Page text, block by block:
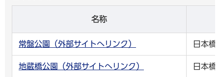
名称
常盤公園（外部サイトへリンク） 日本橋
地蔵橋公園（外部サイトへリンク） 日本橋